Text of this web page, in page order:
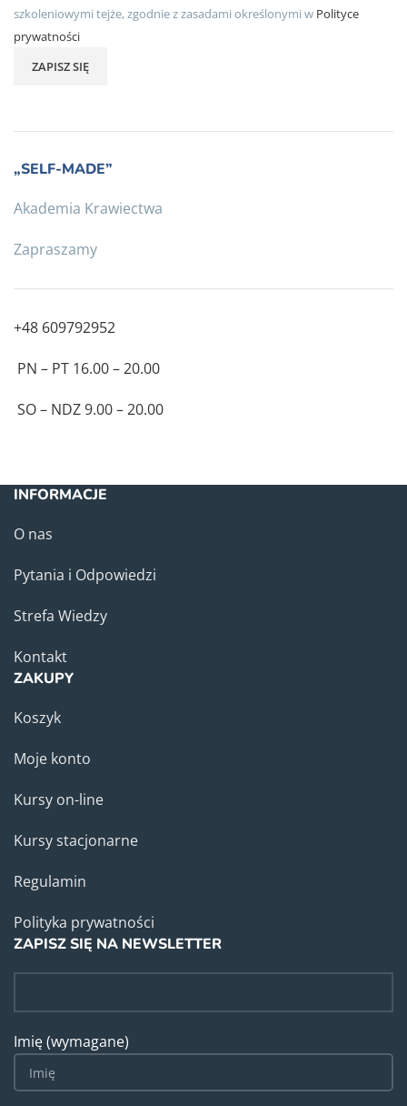
szkoleniowymi tejże, zgodnie z zasadami określonymi w Polityce
prywatności
„SELF-MADE”
Akademia Krawiectwa
Zapraszamy
+48 609792952
PN – PT 16.00 – 20.00
SO – NDZ 9.00 – 20.00
INFORMACJE
O nas
Pytania i Odpowiedzi
Strefa Wiedzy
Kontakt
ZAKUPY
Koszyk
Moje konto
Kursy on-line
Kursy stacjonarne
Regulamin
Polityka prywatności
ZAPISZ SIĘ NA NEWSLETTER
Imię (wymagane)